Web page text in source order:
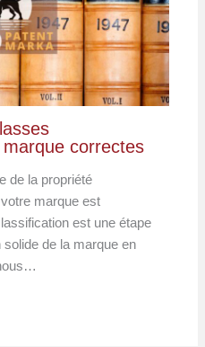
marque correctes
de la propriété
marque est
est une étape
de la marque en